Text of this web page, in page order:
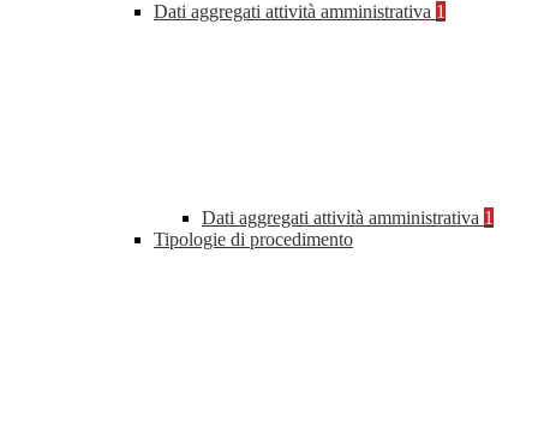
Dati aggregati attività amministrativa 1
Dati aggregati attività amministrativa 1
Tipologie di procedimento